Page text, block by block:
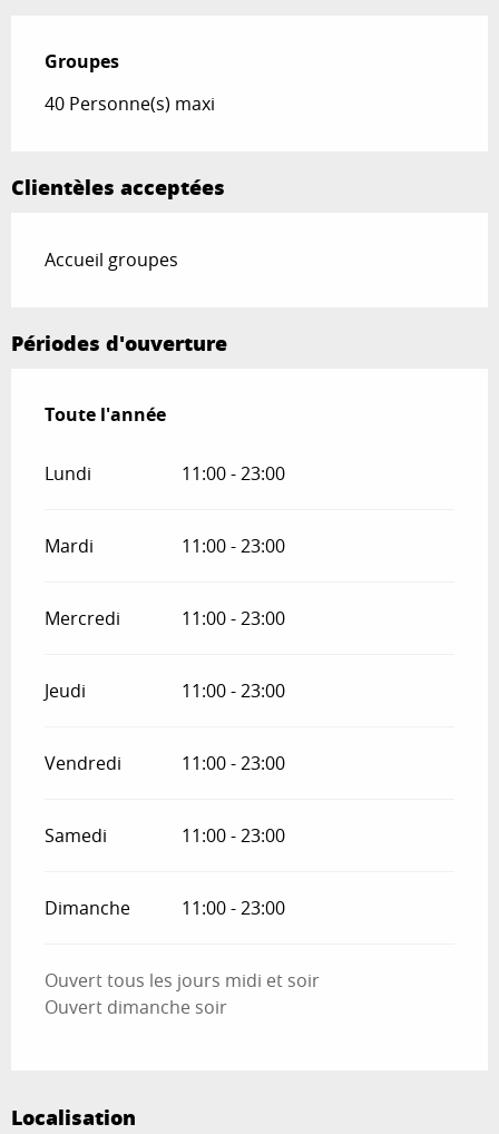
Groupes
Groupes
40 Personne(s) maxi
Clientèles acceptées
Accueil groupes
Périodes d'ouverture
Toute l'année
Toute l'année
Lundi 11:00 - 23:00
Mardi 11:00 - 23:00
Mercredi 11:00 - 23:00
Jeudi 11:00 - 23:00
Vendredi 11:00 - 23:00
Samedi 11:00 - 23:00
Dimanche 11:00 - 23:00
Ouvert tous les jours midi et soir
Ouvert dimanche soir
Localisation